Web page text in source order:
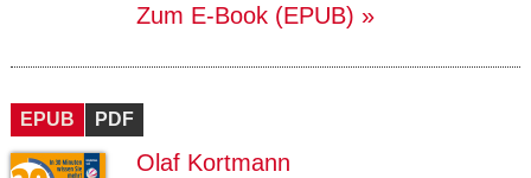
Zum E-Book (EPUB)
EPUB PDF
Olaf Kortmann